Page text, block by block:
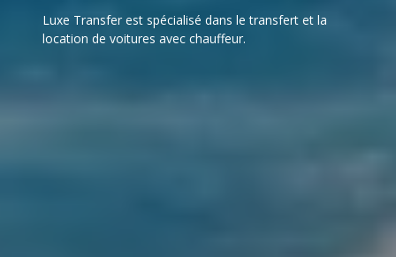
Luxe Transfer est spécialisé dans le transfert et la
location de voitures avec chauffeur.